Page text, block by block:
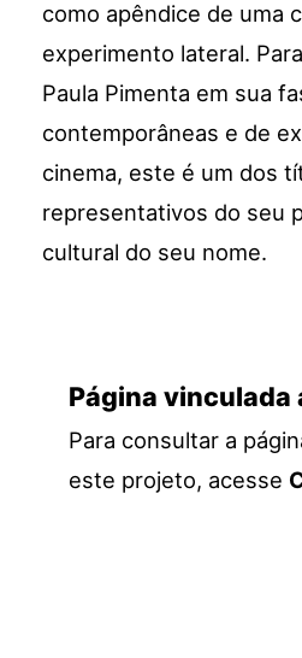
como apêndice de uma
experimento lateral.
Paula Pimenta em sua
contemporâneas e de
cinema, este é um dos
representativos do seu
cultural do seu nome.
Página vinculada
Para consultar a
este projeto, acesse